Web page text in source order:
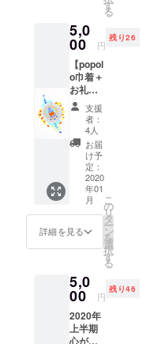
動を深める
ために
就労支援の
方々のお仕
事に繋がる
ような
活動を始め
持った方で
伝統品と就
労支援の皆
様の架け橋
をする
と１時
間で売
り切れ
てしま
う大人
気和菓
子職人
の さん
のう さ
んとの
コラボ
リター
ンで
す！お
早めに
ＧＥＴ
おすす
めしま
す★
（今回
は千菓
す
る
5,0
00 円
残り26
【popol
o巾着＋
お礼の
手紙】
クラウ
ドファ
ンディ
ング限
定！
popolo
巾着を
つけた
リター
ンで
す。 そ
こにピ
アート
を入れ
たあな
ただけ
の巾着
支援
者：
4人
お届
け予
定：
2020
年01
月
詳細を見る
こ
の
リ
タ
ー
ン
を
選
択
す
る
5,0
00 円
残り46
2020年
上半期
心がけ